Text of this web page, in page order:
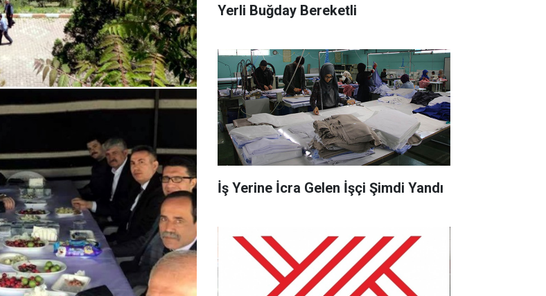
Yerli Buğday Bereketli
İş Yerine İcra Gelen İşçi Şimdi Yandı